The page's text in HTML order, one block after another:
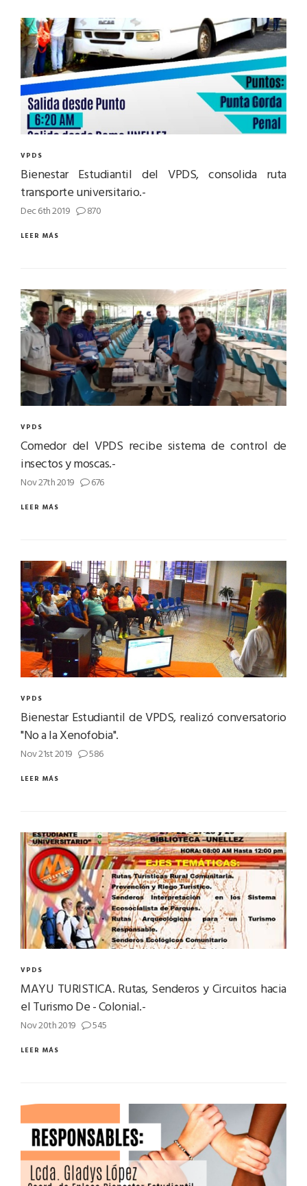
VPDS
Bienestar Estudiantil del VPDS, consolida ruta
transporte universitario.-
Dec 6th 2019 870
LEER MÁS
VPDS
Comedor del VPDS recibe sistema de control de
insectos y moscas.-
Nov 27th 2019 676
LEER MÁS
VPDS
Bienestar Estudiantil de VPDS, realizó conversatorio
"No a la Xenofobia".
Nov 21st 2019 586
LEER MÁS
VPDS
MAYU TURISTICA. Rutas, Senderos y Circuitos hacia
el Turismo De - Colonial.-
Nov 20th 2019 545
LEER MÁS